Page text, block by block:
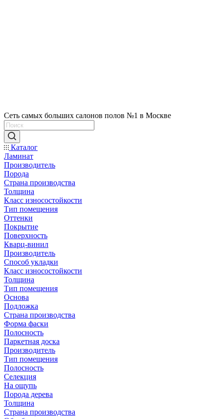
Сеть самых больших салонов полов №1 в Москве
Каталог
Ламинат
Производитель
Порода
Страна производства
Толщина
Класс износостойкости
Тип помещения
Оттенки
Покрытие
Поверхность
Кварц-винил
Производитель
Способ укладки
Класс износостойкости
Толщина
Тип помещения
Основа
Подложка
Страна производства
Форма фаски
Полосность
Паркетная доска
Производитель
Тип помещения
Полосность
Селекция
На ощупь
Порода дерева
Толщина
Страна производства